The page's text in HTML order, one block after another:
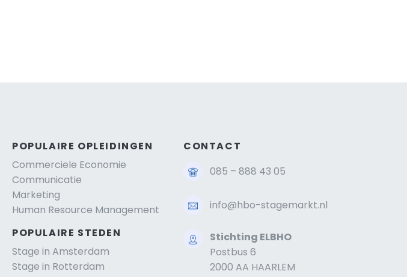
POPULAIRE OPLEIDINGEN
Commerciele Economie
Communicatie
Marketing
Human Resource Management
POPULAIRE STEDEN
Stage in Amsterdam
Stage in Rotterdam
CONTACT
085 – 888 43 05
info@hbo-stagemarkt.nl
Stichting ELBHO
Postbus 6
2000 AA HAARLEM